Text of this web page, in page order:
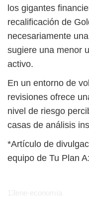
los gigantes
recalificación de
necesariamente
sugiere una menor
activo.
En un entorno de
revisiones ofrece
nivel de riesgo
casas de análisis
*Artículo de
equipo de Tu Plan